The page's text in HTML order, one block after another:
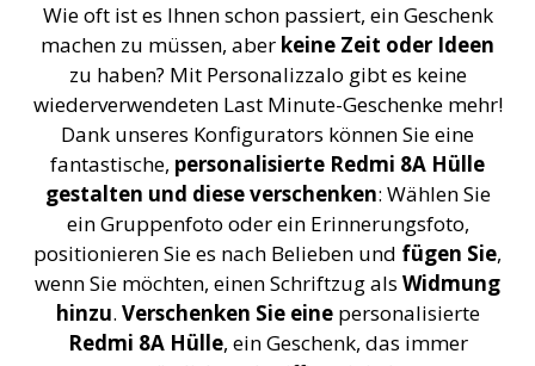
Wie oft ist es Ihnen schon passiert, ein Geschenk
machen zu müssen, aber keine Zeit oder Ideen
zu haben? Mit Personalizzalo gibt es keine
wiederverwendeten Last Minute-Geschenke mehr!
Dank unseres Konfigurators können Sie eine
fantastische, personalisierte Redmi 8A Hülle
gestalten und diese verschenken: Wählen Sie
ein Gruppenfoto oder ein Erinnerungsfoto,
positionieren Sie es nach Belieben und fügen Sie,
wenn Sie möchten, einen Schriftzug als Widmung
hinzu. Verschenken Sie einepersonalisierte
Redmi 8A Hülle, ein Geschenk, das immer